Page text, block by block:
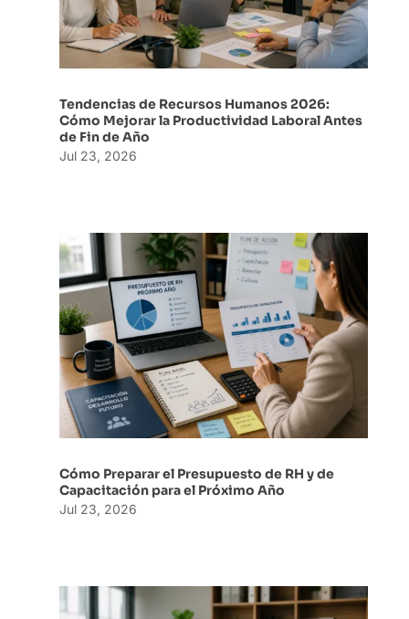
Tendencias de Recursos Humanos 2026:
Cómo Mejorar la Productividad Laboral Antes
de Fin de Año
Jul 23, 2026
Cómo Preparar el Presupuesto de RH y de
Capacitación para el Próximo Año
Jul 23, 2026